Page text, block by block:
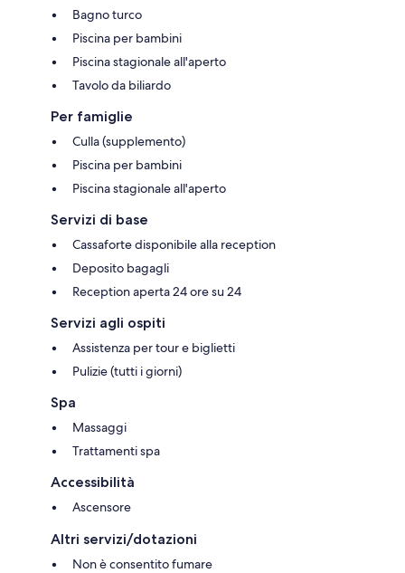
Bagno turco
Piscina per bambini
Piscina stagionale all'aperto
Tavolo da biliardo
Per famiglie
Culla (supplemento)
Piscina per bambini
Piscina stagionale all'aperto
Servizi di base
Cassaforte disponibile alla reception
Deposito bagagli
Reception aperta 24 ore su 24
Servizi agli ospiti
Assistenza per tour e biglietti
Pulizie (tutti i giorni)
Spa
Massaggi
Trattamenti spa
Accessibilità
Ascensore
Altri servizi/dotazioni
Non è consentito fumare